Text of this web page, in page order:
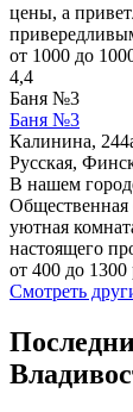
цены, а
от 1000 до
4,4
Баня №3
Баня №3
Калинина,
Русская,
В нашем
уютная
настоящего
от 400 до 1300
Смотреть